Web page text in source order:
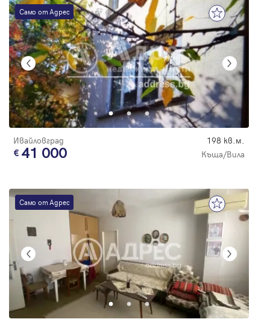
Само от Адрес
Ивайловград 198 кв.м.
41 000 Къща/Вила
Само от Адрес